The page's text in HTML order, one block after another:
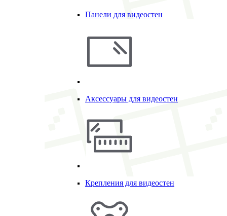
Панели для видеостен
Аксессуары для видеостен
Крепления для видеостен